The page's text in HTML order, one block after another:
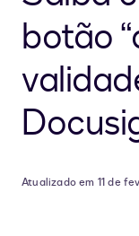
botão
Atualizado em 11 de